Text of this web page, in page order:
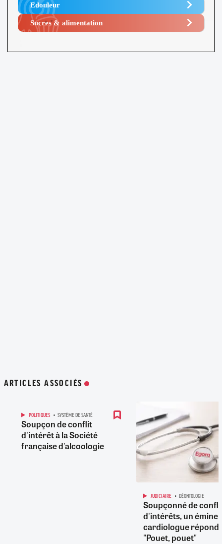
Edouleur​
Sucres & alimentation​
ARTICLES ASSOCIÉS
POLITIQUES SYSTÈME DE SANTÉ
Soupçon de conflit
d'intérêt à la Société
française d'alcoologie
JUDICIAIRE DÉONTOLOGIE
Soupçonné de
d'intérêts, un
cardiologue répond :
"Pouet, pouet"